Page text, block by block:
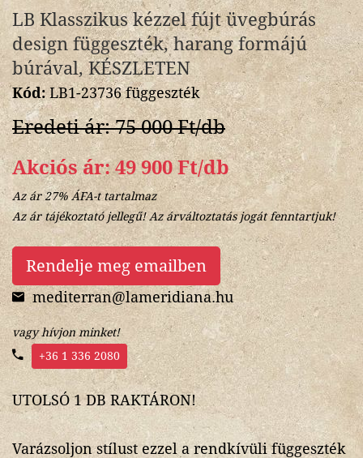
LB Klasszikus kézzel fújt üvegbúrás
design függeszték, harang formájú
búrával, KÉSZLETEN
Kód:LB1-23736 függeszték
Eredeti ár: 75 000 Ft/db
Akciós ár: 49 900 Ft/db
Az ár 27% ÁFA-t tartalmaz
Az ár tájékoztató jellegű! Az árváltoztatás jogát fenntartjuk!
Rendelje meg emailben
mediterran@lameridiana.hu
vagy hívjon minket!
+36 1 336 2080
UTOLSÓ 1 DB RAKTÁRON!
Varázsoljon stílust ezzel a rendkívüli függeszték